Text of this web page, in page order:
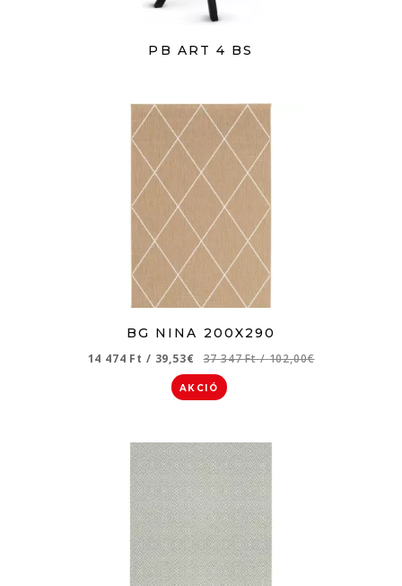
PB ART 4 BS
BG NINA 200X290
14 474 Ft / 39,53€ 37 347 Ft/ 102,00€
AKCIÓ